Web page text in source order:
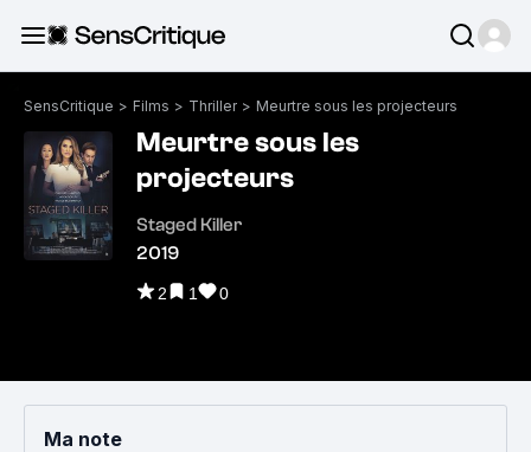
SensCritique > Films > Thriller > Meurtre sous les projecteurs
Meurtre sous les
projecteurs
Staged Killer
2019
2 1 0
Ma note